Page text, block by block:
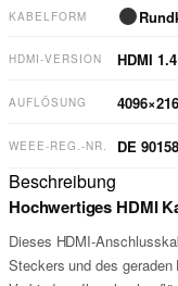
KABELFORM
HDMI-VERSION HDMI 1.4
AUFLÖSUNG
WEEE-REG.-NR. DE
Beschreibung
Hochwertiges HDMI
Dieses HDMI-
Steckers und des